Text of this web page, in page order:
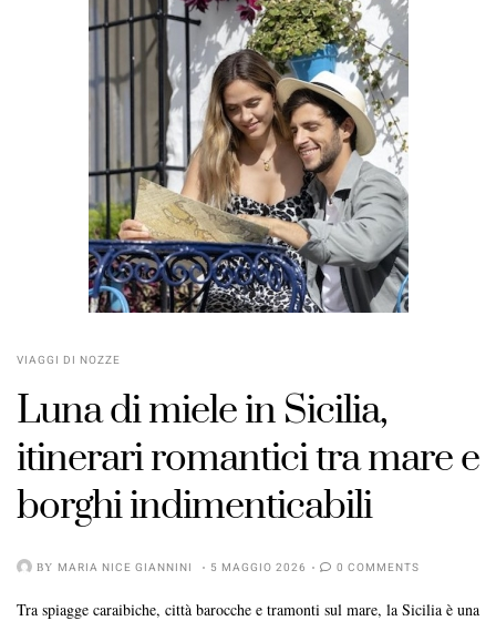
VIAGGI DI NOZZE
Luna di miele in Sicilia,
itinerari romantici tra mare e
borghi indimenticabili
BY MARIA NICE GIANNINI 5 MAGGIO 2026 0 COMMENTS
Tra spiagge caraibiche, città barocche e tramonti sul mare, la Sicilia è una